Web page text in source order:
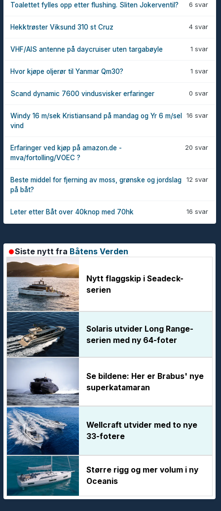
6 svar
Toalettet fylles opp etter flushing. Sliten Jokerventil?
4 svar
Hekktrøster Viksund 310 st Cruz
1 svar
VHF/AIS antenne på daycruiser uten targabøyle
1 svar
Hvor kjøpe oljerør til Yanmar Qm30?
0 svar
Scand dynamic 7600 vindusvisker erfaringer
16 svar
Windy 16 m/sek Kristiansand på mandag og Yr 6 m/sel
vind
20 svar
Erfaringer ved kjøp på amazon.de -
mva/fortolling/VOEC ?
12 svar
Beste middel for fjerning av moss, grønske og jordslag
på båt?
16 svar
Leter etter Båt over 40knop med 70hk
Siste nytt fra Båtens Verden
Nytt flaggskip i Seadeck-
serien
Solaris utvider Long Range-
serien med ny 64-foter
Se bildene: Her er Brabus' nye
superkatamaran
Wellcraft utvider med to nye
33-fotere
Større rigg og mer volum i ny
Oceanis